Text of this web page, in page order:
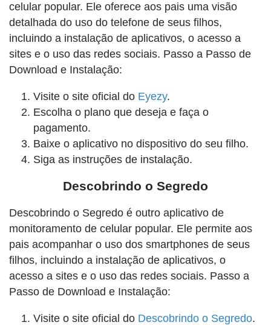
celular popular. Ele oferece aos pais uma visão
detalhada do uso do telefone de seus filhos,
incluindo a instalação de aplicativos, o acesso a
sites e o uso das redes sociais. Passo a Passo de
Download e Instalação:
Visite o site oficial do Eyezy.
Escolha o plano que deseja e faça o
pagamento.
Baixe o aplicativo no dispositivo do seu filho.
Siga as instruções de instalação.
Descobrindo o Segredo
Descobrindo o Segredo é outro aplicativo de
monitoramento de celular popular. Ele permite aos
pais acompanhar o uso dos smartphones de seus
filhos, incluindo a instalação de aplicativos, o
acesso a sites e o uso das redes sociais. Passo a
Passo de Download e Instalação:
Visite o site oficial do Descobrindo o Segredo.